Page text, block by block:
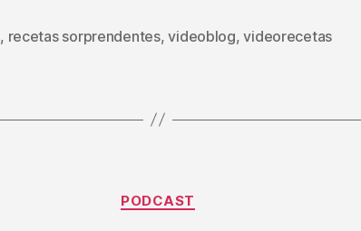
, recetas sorprendentes,videoblog,videorecetas
Categorías
PODCAST